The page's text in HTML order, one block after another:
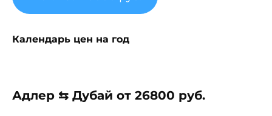
Календарь цен на год
Адлер ⇆ Дубай от 26800 руб.